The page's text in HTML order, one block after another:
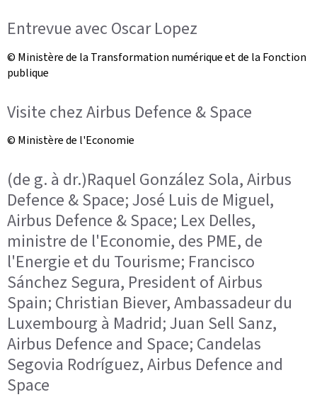
Entrevue avec Oscar Lopez
© Ministère de la Transformation numérique et de la Fonction
publique
Visite chez Airbus Defence & Space
© Ministère de l'Economie
(de g. à dr.)Raquel González Sola, Airbus
Defence & Space; José Luis de Miguel,
Airbus Defence & Space; Lex Delles,
ministre de l'Economie, des PME, de
l'Energie et du Tourisme; Francisco
Sánchez Segura, President of Airbus
Spain; Christian Biever, Ambassadeur du
Luxembourg à Madrid; Juan Sell Sanz,
Airbus Defence and Space; Candelas
Segovia Rodríguez, Airbus Defence and
Space